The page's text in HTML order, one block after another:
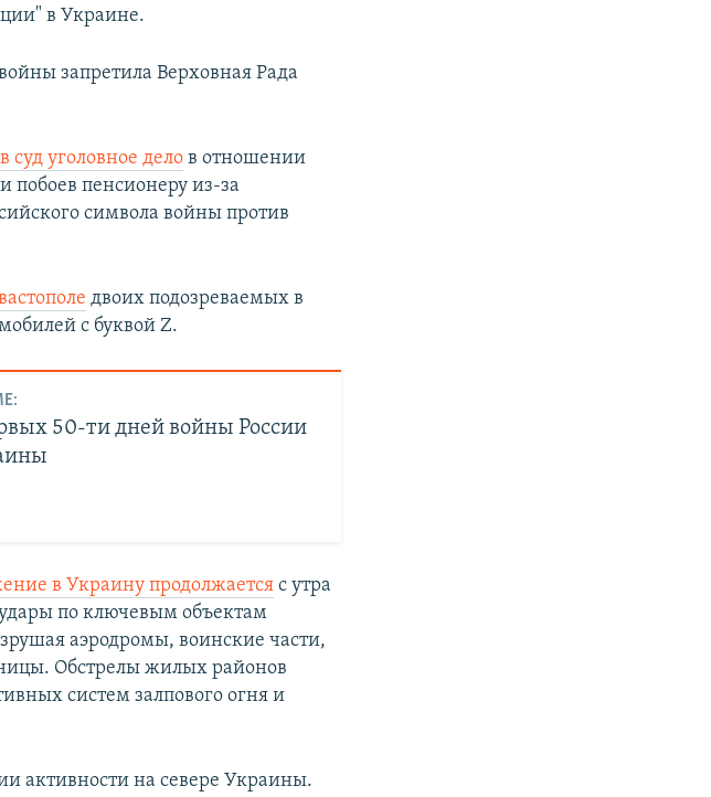
в Украине.
запретила Верховная Рада
суд уголовное дело в отношении
побоев пенсионеру из-за
символа войны против
двоих подозреваемых в
с буквой Z.
50-ти дней войны России
в Украину продолжается с утра
по ключевым объектам
аэродромы, воинские части,
Обстрелы жилых районов
систем залпового огня и
активности на севере Украины.